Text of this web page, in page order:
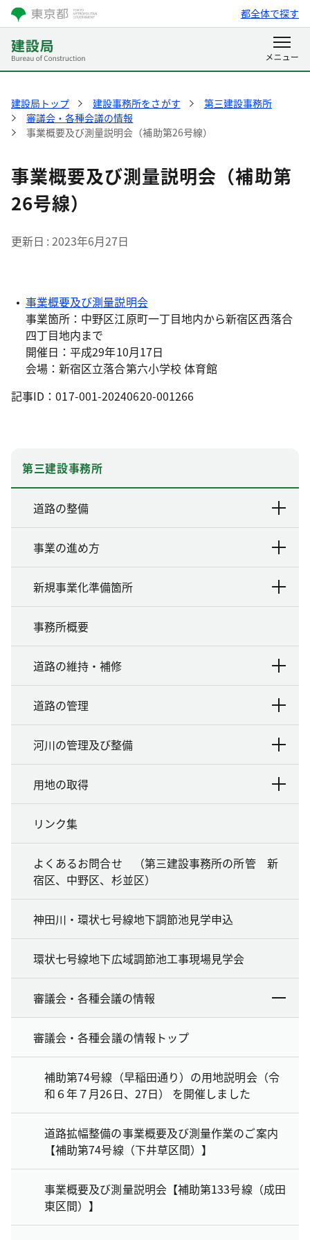
都全体で探す
建設局トップ 建設事務所をさがす
第三建設事務所
審議会・各種会議の情報
事業概要及び測量説明会（補助第26号線）
事業概要及び測量説明会（補助第
26号線）
更新日 2023年6月27日
事業概要及び測量説明会
事業箇所：中野区江原町一丁目地内から新宿区西落合
四丁目地内まで
開催日：平成29年10月17日
会場：新宿区立落合第六小学校 体育館
記事ID：017-001-20240620-001266
第三建設事務所
道路の整備
事業の進め方
新規事業化準備箇所
事務所概要
道路の維持・補修
道路の管理
河川の管理及び整備
用地の取得
リンク集
よくあるお問合せ （第三建設事務所の所管 新
宿区、中野区、杉並区）
神田川・環状七号線地下調節池見学申込
環状七号線地下広域調節池工事現場見学会
審議会・各種会議の情報
審議会・各種会議の情報トップ
補助第74号線（早稲田通り）の用地説明会（令
和６年７月26日、27日） を開催しました
道路拡幅整備の事業概要及び測量作業のご案内
【補助第74号線（下井草区間）】
事業概要及び測量説明会【補助第133号線（成田
東区間）】